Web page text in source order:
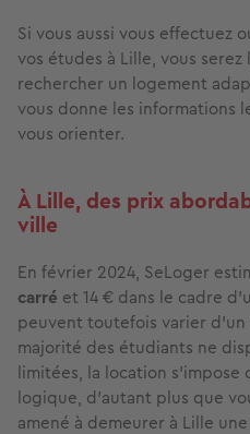
Si vous aussi vous effectuez
vos études à Lille, vous
rechercher un logement
vous donne les informations
vous orienter.
À Lille, des prix
ville
En février 2024, SeLoger
carré et 14 € dans le cadre
peuvent toutefois varier d'un
majorité des étudiants ne
limitées, la location s'impose
logique, d'autant plus que
amené à demeurer à Lille